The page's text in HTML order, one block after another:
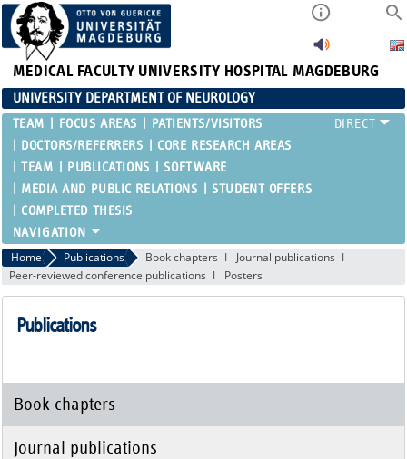
MEDICAL FACULTY UNIVERSITY HOSPITAL MAGDEBURG
UNIVERSITY DEPARTMENT OF NEUROLOGY
TEAM FOCUS AREAS
PATIENTS/VISITORS
DOCTORS/REFERRERS
CORE RESEARCH AREAS
TEAM
PUBLICATIONS
SOFTWARE
MEDIA AND PUBLIC RELATIONS
STUDENT OFFERS
COMPLETED THESIS
Home Publications Book chapters
Journal publications
Peer-reviewed conference publications
Posters
Publications
Book chapters
Journal publications